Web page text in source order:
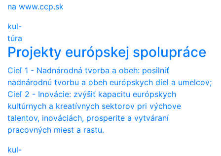
na www.ccp.sk
kul-
túra
Projekty európskej spolupráce
Cieľ 1 - Nadnárodná tvorba a obeh: posilniť
nadnárodnú tvorbu a obeh európskych diel a umelcov;
Cieľ 2 - Inovácie: zvýšiť kapacitu európskych
kultúrnych a kreatívnych sektorov pri výchove
talentov, inováciách, prosperite a vytváraní
pracovných miest a rastu.
kul-